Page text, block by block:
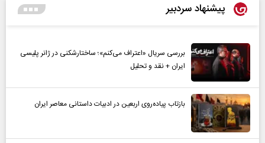
پیشنهاد سردبیر
بررسی سریال «اعتراف می‌کنم»؛ ساختارشکنی در ژانر پلیسی
ایران + نقد و تحلیل
بازتاب پیاده‌روی اربعین در ادبیات داستانی معاصر ایران